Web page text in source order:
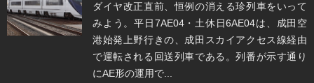
ダイヤ改正直前、恒例の消える珍列車をいって
みよう。平日7AE04・土休日6AE04は、成田空
港始発上野行きの、成田スカイアクセス線経由
で運転される回送列車である。列番が示す通り
にAE形の運用で...